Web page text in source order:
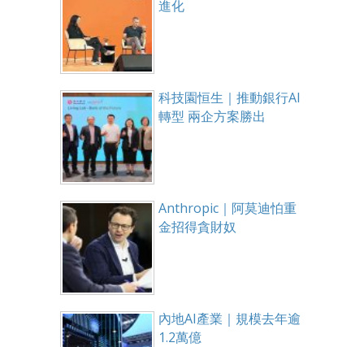
進化
科技園恒生｜推動銀行AI
轉型 兩企方案勝出
Anthropic｜阿莫迪怕重
金招得貪財奴
內地AI產業｜規模去年逾
1.2萬億